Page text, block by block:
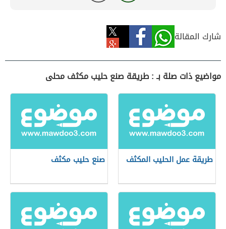
شارك المقالة
مواضيع ذات صلة بـ : طريقة صنع حليب مكثف محلى
طريقة عمل الحليب المكثف صنع حليب مكثف